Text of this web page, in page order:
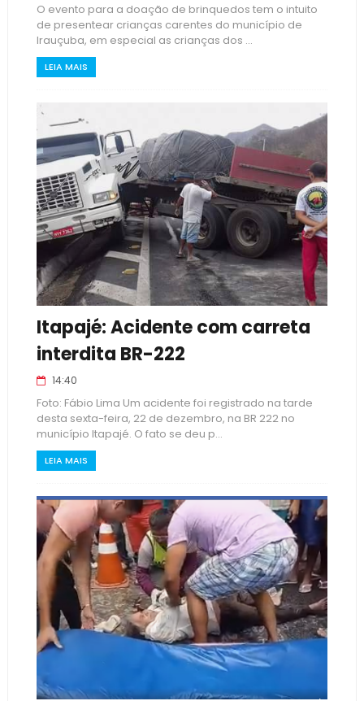
O evento para a doação de brinquedos tem o intuito
de presentear crianças carentes do município de
Irauçuba, em especial as crianças dos ...
LEIA MAIS
Itapajé: Acidente com carreta
interdita BR-222
14:40
Foto: Fábio Lima Um acidente foi registrado na tarde
desta sexta-feira, 22 de dezembro, na BR 222 no
município Itapajé. O fato se deu p...
LEIA MAIS